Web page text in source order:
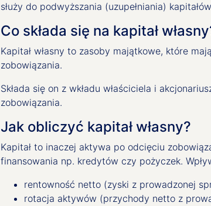
służy do podwyższania (uzupełniania)
Co składa się na kapitał
Kapitał własny to zasoby majątkowe, które
zobowiązania.
Składa się on z wkładu właściciela i
zobowiązania.
Jak obliczyć kapitał własny?
Kapitał to inaczej aktywa po odcięciu
finansowania np. kredytów czy pożyczek.
rentowność netto (zyski z prowadzonej
rotacja aktywów (przychody netto z